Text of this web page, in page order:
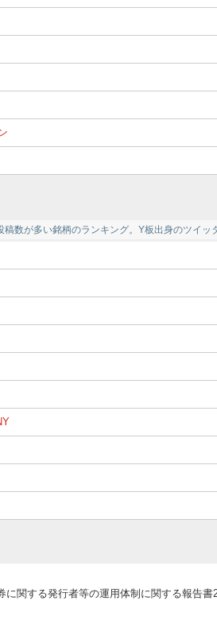
数が多い銘柄のランキング。Y板出身のツイッ
に関する発行者等の運用体制に関する報告書